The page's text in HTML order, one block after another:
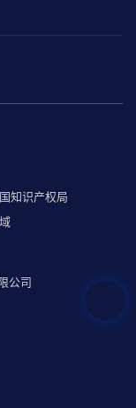
知识产权局
公司